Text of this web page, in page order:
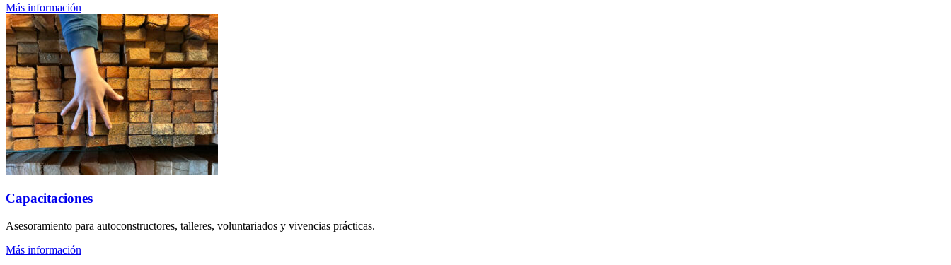
Más información
Capacitaciones
Asesoramiento para autoconstructores, talleres, voluntariados y vivencias prácticas.
Más información